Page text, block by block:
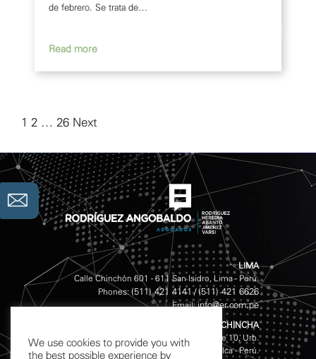
de febrero. Se trata de…
1 2 … 26 Next →
LIMA
Calle Chinchón 601 - 611 San Isidro, Lima - Perú.
Phones: (511) 421 4141 /(511) 421 6626
Email:info@er.com.pe
CHINCHA
Av. Garcilazo de la Vega S/N, Mz. D Lote 10, Urb.
Magisterial, Chincha Alta - Ica - Perú.
We use cookies to provide you with
the best possible experience by